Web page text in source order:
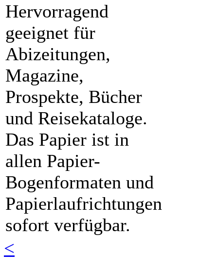
Hervorragend
geeignet für
Abizeitungen,
Magazine,
Prospekte, Bücher
und Reisekataloge.
Das Papier ist in
allen Papier-
Bogenformaten und
Papierlaufrichtungen
sofort verfügbar.
<